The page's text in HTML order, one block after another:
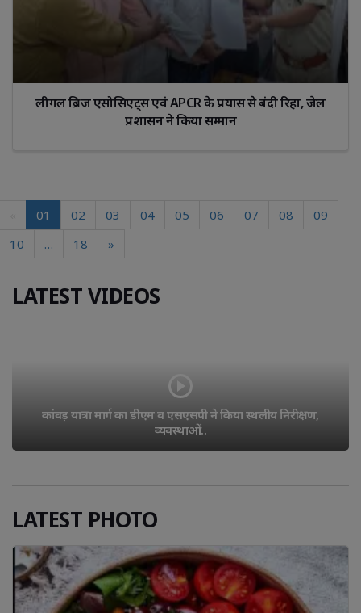
लीगल ब्रिज एसोसिएट्स एवं APCR के प्रयास से बंदी रिहा, जेल
प्रशासन ने किया सम्मान
01 02 03 04 05 06 07 08
09
10
… 18 »
LATEST VIDEOS
कांवड़ यात्रा मार्ग का डीएम व एसएसपी ने किया स्थलीय निरीक्षण,
व्यवस्थाओं..
LATEST PHOTO